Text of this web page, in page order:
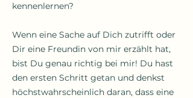
kennenlernen?
Wenn eine Sache auf Dich zutrifft oder
Dir eine Freundin von mir erzählt hat,
bist Du genau richtig bei mir! Du hast
den ersten Schritt getan und denkst
höchstwahrscheinlich daran, dass eine